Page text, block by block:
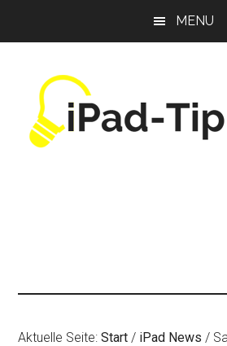
MENU
Aktuelle Seite:Start / iPad News /